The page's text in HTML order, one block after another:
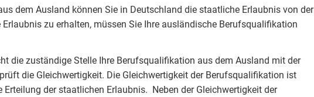
dem Ausland können Sie in Deutschland die staatliche Erlaubnis von der
zu erhalten, müssen Sie Ihre ausländische Berufsqualifikation
die zuständige Stelle Ihre Berufsqualifikation aus dem Ausland mit der
die Gleichwertigkeit. Die Gleichwertigkeit der Berufsqualifikation ist
der staatlichen Erlaubnis. Neben der Gleichwertigkeit der